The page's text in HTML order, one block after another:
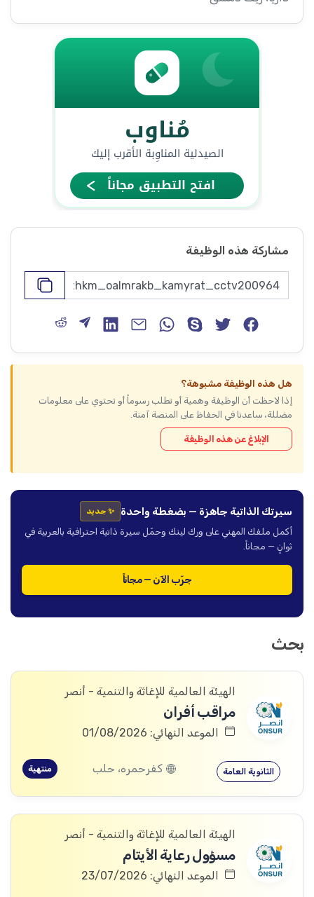
مشاركة هذه الوظيفة
هل هذه الوظيفة مشبوهة؟
إذا لاحظت أن الوظيفة وهمية أو تطلب رسوماً أو تحتوي على معلومات
مضللة، ساعدنا في الحفاظ على المنصة آمنة.
الإبلاغ عن هذه الوظيفة
سيرتك الذاتية جاهزة — بضغطة واحدة ✨ جديد
أكمل ملفك المهني على ورك لينك وحمّل سيرة ذاتية احترافية بالعربية في
ثوانٍ — مجاناً.
جرّب الآن — مجاناً
بحث
الهيئة العالمية للإغاثة والتنمية - أنصر
مراقب أفران
الموعد النهائي: 01/08/2026
الثانوية العامة كفرحمره، حلب منتهية
الهيئة العالمية للإغاثة والتنمية - أنصر
مسؤول رعاية الأيتام
الموعد النهائي: 23/07/2026